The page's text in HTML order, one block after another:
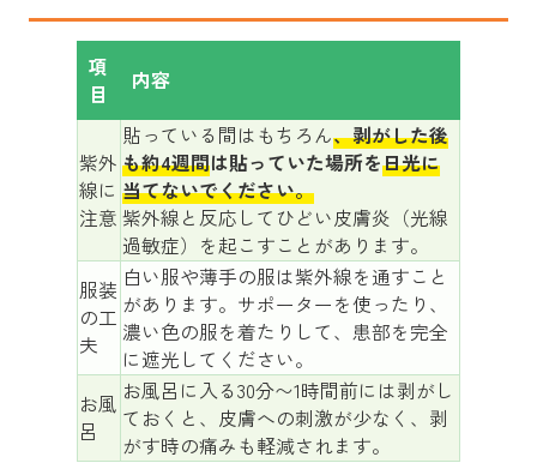
項
目
内容
紫外
線に
注意
貼っている間はもちろん、剥がした後
も約4週間は貼っていた場所を日光に
当てないでください。
紫外線と反応してひどい皮膚炎（光線
過敏症）を起こすことがあります。
服装
の工
夫
白い服や薄手の服は紫外線を通すこと
があります。サポーターを使ったり、
濃い色の服を着たりして、患部を完全
に遮光してください。
お風
呂
お風呂に入る30分〜1時間前には剥がし
ておくと、皮膚への刺激が少なく、剥
がす時の痛みも軽減されます。